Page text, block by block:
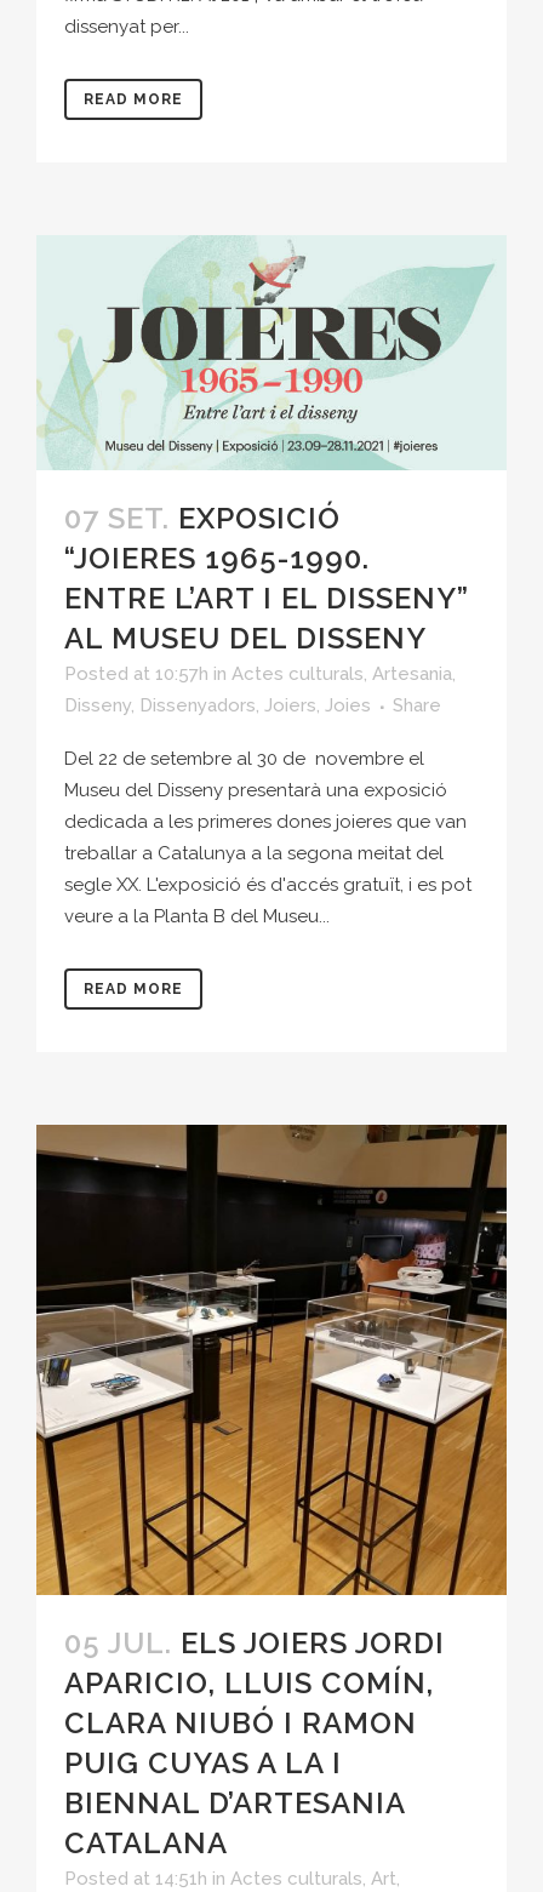
dissenyat per...
READ MORE
07 SET. EXPOSICIÓ
“JOIERES 1965-1990.
ENTRE L’ART I EL DISSENY”
AL MUSEU DEL DISSENY
Posted at 10:57h in Actes culturals, Artesania,
Disseny, Dissenyadors, Joiers, Joies Share
Del 22 de setembre al 30 de novembre el
Museu del Disseny presentarà una exposició
dedicada a les primeres dones joieres que van
treballar a Catalunya a la segona meitat del
segle XX. L'exposició és d'accés gratuït, i es pot
veure a la Planta B del Museu...
READ MORE
05 JUL. ELS JOIERS JORDI
APARICIO, LLUIS COMÍN,
CLARA NIUBÓ I RAMON
PUIG CUYAS A LA I
BIENNAL D’ARTESANIA
CATALANA
Posted at 14:51h in Actes culturals, Art,